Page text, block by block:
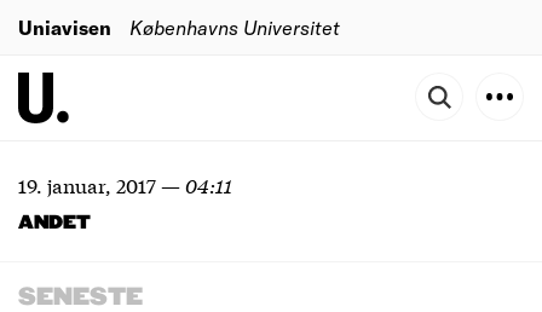
Uniavisen Københavns Universitet
19. januar, 2017—04:11
ANDET
SENESTE